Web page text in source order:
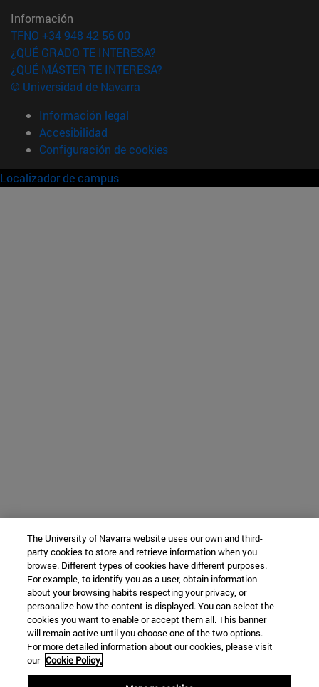
Información
TFNO +34 948 42 56 00
¿QUÉ GRADO TE INTERESA?
¿QUÉ MÁSTER TE INTERESA?
© Universidad de Navarra
Información legal
Accesibilidad
Configuración de cookies
Localizador de campus
The University of Navarra website uses our own and third-
party cookies to store and retrieve information when you
browse. Different types of cookies have different purposes.
For example, to identify you as a user, obtain information
about your browsing habits respecting your privacy, or
personalize how the content is displayed. You can select the
cookies you want to enable or accept them all. This banner
will remain active until you choose one of the two options.
For more detailed information about our cookies, please visit
our Cookie Policy.